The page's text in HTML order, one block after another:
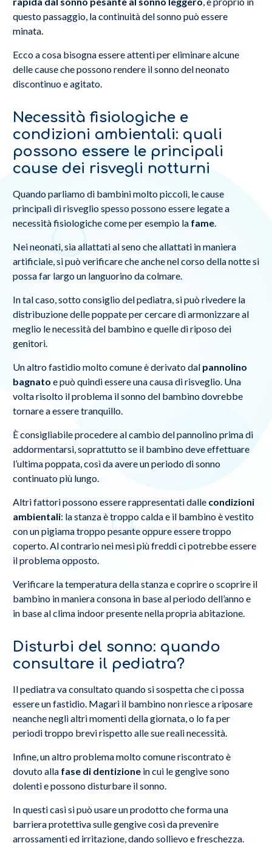
questo passaggio, la continuità del sonno può essere
minata.
Ecco a cosa bisogna essere attenti per eliminare alcune
delle cause che possono rendere il sonno del neonato
discontinuo e agitato.
Necessità fisiologiche e
condizioni ambientali: quali
possono essere le principali
cause dei risvegli notturni
Quando parliamo di bambini molto piccoli, le cause
principali di risveglio spesso possono essere legate a
necessità fisiologiche come per esempio la fame.
Nei neonati, sia allattati al seno che allattati in maniera
artificiale, si può verificare che anche nel corso della notte si
possa far largo un languorino da colmare.
In tal caso, sotto consiglio del pediatra, si può rivedere la
distribuzione delle poppate per cercare di armonizzare al
meglio le necessità del bambino e quelle di riposo dei
genitori.
Un altro fastidio molto comune è derivato dal pannolino
bagnato e può quindi essere una causa di risveglio. Una
volta risolto il problema il sonno del bambino dovrebbe
tornare a essere tranquillo.
È consigliabile procedere al cambio del pannolino prima di
addormentarsi, soprattutto se il bambino deve effettuare
l’ultima poppata, così da avere un periodo di sonno
continuato più lungo.
Altri fattori possono essere rappresentati dalle condizioni
ambientali: la stanza è troppo calda e il bambino è vestito
con un pigiama troppo pesante oppure essere troppo
coperto. Al contrario nei mesi più freddi ci potrebbe essere
il problema opposto.
Verificare la temperatura della stanza e coprire o scoprire il
bambino in maniera consona in base al periodo dell’anno e
in base al clima indoor presente nella propria abitazione.
Disturbi del sonno: quando
consultare il pediatra?
Il pediatra va consultato quando si sospetta che ci possa
essere un fastidio. Magari il bambino non riesce a riposare
neanche negli altri momenti della giornata, o lo fa per
periodi troppo brevi rispetto alle sue reali necessità.
Infine, un altro problema molto comune riscontrato è
dovuto alla fase di dentizionein cui le gengive sono
dolenti e possono disturbare il sonno.
In questi casi si può usare un prodotto che forma una
barriera protettiva sulle gengive così da prevenire
arrossamenti ed irritazione, dando sollievo e freschezza.